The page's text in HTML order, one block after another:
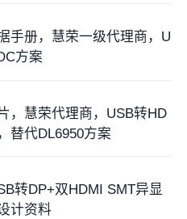
手册，慧荣一级代理商，U
方案
，慧荣代理商，USB转HD
替代DL6950方案
转DP+双HDMI SMT异显
计资料